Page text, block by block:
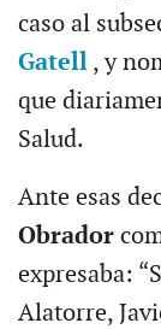
caso al
Gatell, y
que
Salud.
Ante esas
Obrador
expresaba:
Alatorre,